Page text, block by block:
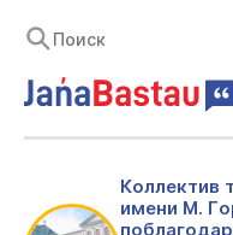
Коллектив
имени М.